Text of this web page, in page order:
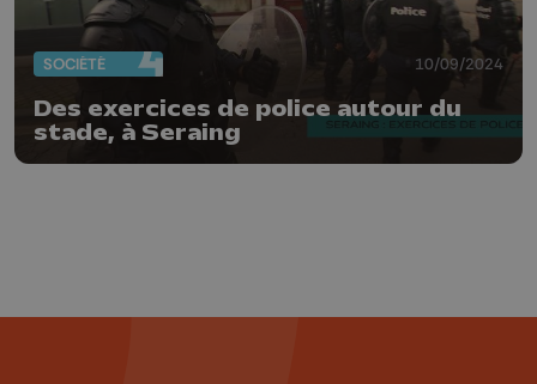
SOCIÉTÉ 10/09/2024
Des exercices de police autour du
stade, à Seraing